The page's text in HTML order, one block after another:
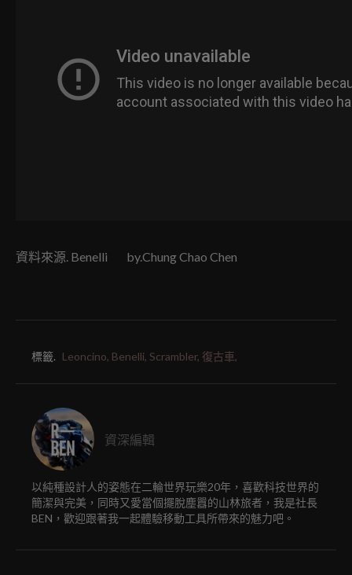
資料來源. Benelli by.Chung Chao Chen
標籤. Leoncino, Benelli, Scrambler, 復古車,
資深編輯
以純種設計人的姿態在二輪世界玩樂20年，喜歡科技世界的
簡潔與完美，同時又愛當個擺脫塵囂的山林旅者，我是社長
BEN，歡迎跟著我一起體驗移動工具所帶來的魅力吧。